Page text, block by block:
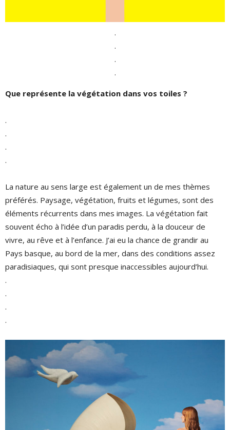
.
.
.
.
Que représente la végétation dans vos toiles ?
.
.
.
.
La nature au sens large est également un de mes thèmes
préférés. Paysage, végétation, fruits et légumes, sont des
éléments récurrents dans mes images. La végétation fait
souvent écho à l’idée d’un paradis perdu, à la douceur de
vivre, au rêve et à l’enfance. J’ai eu la chance de grandir au
Pays basque, au bord de la mer, dans des conditions assez
paradisiaques, qui sont presque inaccessibles aujourd’hui.
.
.
.
.